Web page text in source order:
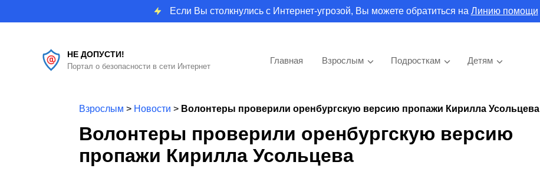
Если Вы столкнулись с Интернет-угрозой, Вы можете обратиться на Линию помощи
НЕ ДОПУСТИ!
Портал о безопасности в сети Интернет
Главная Взрослым Подросткам Детям
Взрослым > Новости > Волонтеры проверили оренбургскую версию пропажи Кирилла Усольцева
Волонтеры проверили оренбургскую версию
пропажи Кирилла Усольцева